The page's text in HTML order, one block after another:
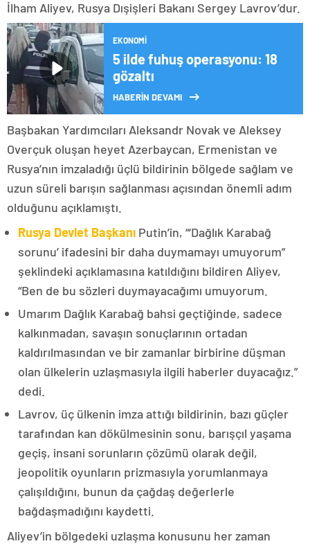
İlham Aliyev, Rusya Dışişleri Bakanı Sergey Lavrov’dur.
EKONOMI
5 ilde fuhuş operasyonu: 18
gözaltı
HABERİN DEVAMI
Başbakan Yardımcıları Aleksandr Novak ve Aleksey
Overçuk oluşan heyet Azerbaycan, Ermenistan ve
Rusya’nın imzaladığı üçlü bildirinin bölgede sağlam ve
uzun süreli barışın sağlanması açısından önemli adım
olduğunu açıklamıştı.
Rusya Devlet Başkanı Putin’in, “‘Dağlık Karabağ
sorunu’ ifadesini bir daha duymamayı umuyorum”
şeklindeki açıklamasına katıldığını bildiren Aliyev,
“Ben de bu sözleri duymayacağımı umuyorum.
Umarım Dağlık Karabağ bahsi geçtiğinde, sadece
kalkınmadan, savaşın sonuçlarının ortadan
kaldırılmasından ve bir zamanlar birbirine düşman
olan ülkelerin uzlaşmasıyla ilgili haberler duyacağız.”
dedi.
Lavrov, üç ülkenin imza attığı bildirinin, bazı güçler
tarafından kan dökülmesinin sonu, barışçıl yaşama
geçiş, insani sorunların çözümü olarak değil,
jeopolitik oyunların prizmasıyla yorumlanmaya
çalışıldığını, bunun da çağdaş değerlerle
bağdaşmadığını kaydetti.
Aliyev’in bölgedeki uzlaşma konusunu her zaman